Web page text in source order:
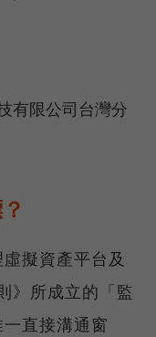
有限公司台灣分
擬資產平台及
》所成立的「監
直接溝通窗